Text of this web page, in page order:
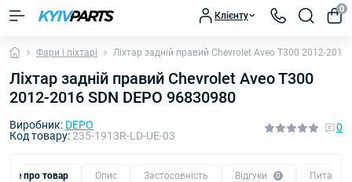
Клієнту
0
Фари і ліхтарі Ліхтар задній правий Chevrolet Aveo T300 2012-2016
Ліхтар задній правий Chevrolet Aveo T300
2012-2016 SDN DEPO 96830980
Виробник: DEPO
Код товару:235-1913R-LD-UE-03
0
Все про товар Опис Застосовність Відгуки 0 Питання